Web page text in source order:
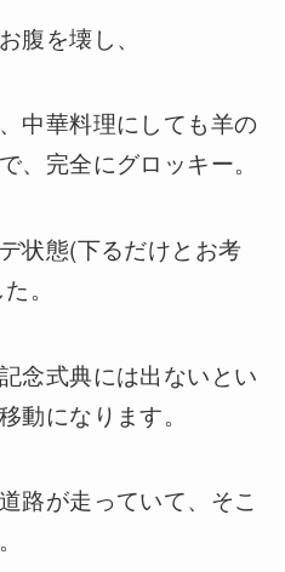
腹を壊し、
中華料理にしても羊の
、完全にグロッキー。
状態(下るだけとお考
。
念式典には出ないとい
動になります。
路が走っていて、そこ